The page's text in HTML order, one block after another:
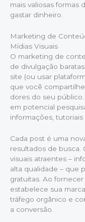
mais valiosas formas
gastar dinheiro.
Marketing de
Mídias Visuais
O marketing de
de divulgação
site (ou usar
que você
dores do seu
em potencial
informações,
Cada post é uma
resultados de busca.
visuais atraentes –
alta qualidade – que
gratuitas. Ao
estabelece sua
tráfego orgânico e
a conversão.